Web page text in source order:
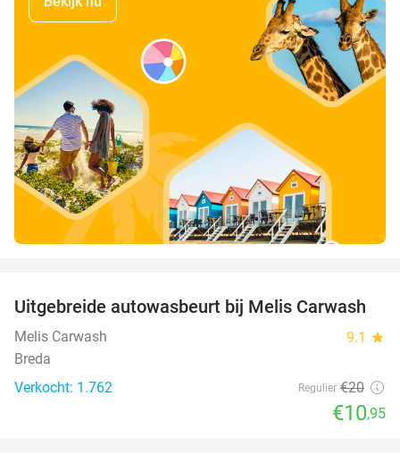
45%
Uitgebreide autowasbeurt bij Melis Carwash
Melis Carwash 9.1 star
Breda
Verkocht: 1.762
Regulier €20
€10,95